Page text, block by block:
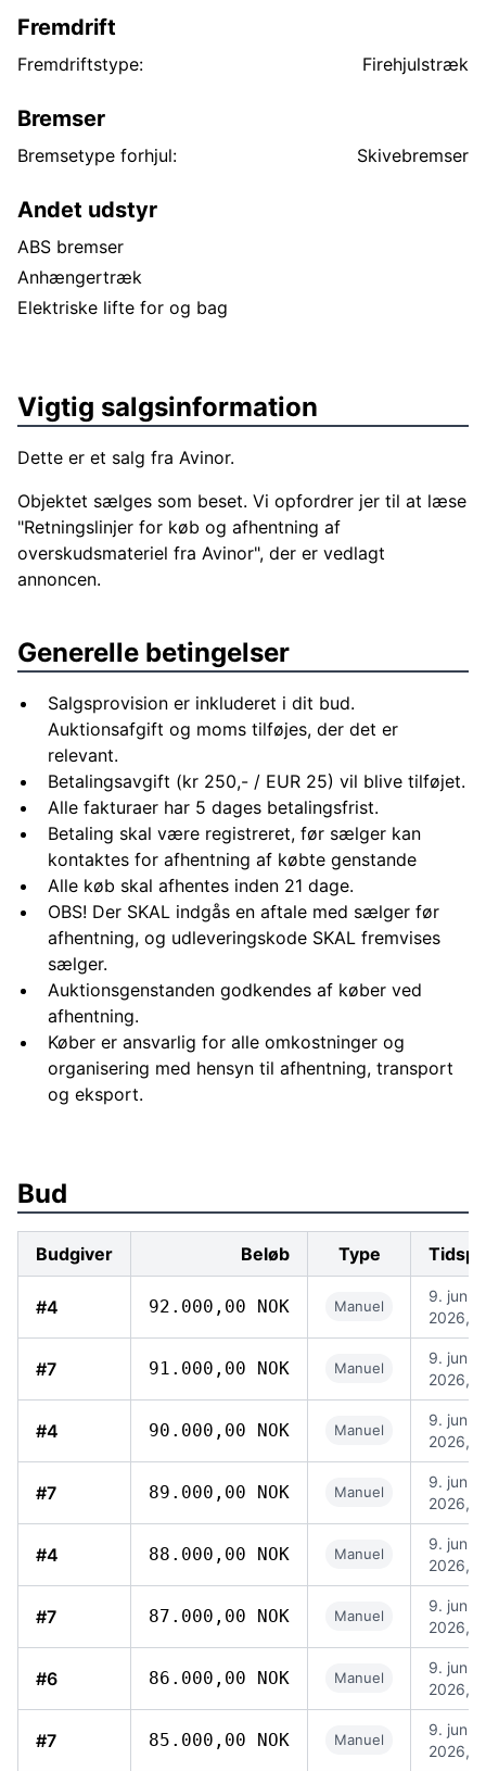
Fremdrift
Fremdriftstype: Firehjulstræk
Bremser
Bremsetype forhjul: Skivebremser
Andet udstyr
ABS bremser
Anhængertræk
Elektriske lifte for og bag
Vigtig salgsinformation
Dette er et salg fra Avinor.
Objektet sælges som beset. Vi opfordrer jer til at læse
"Retningslinjer for køb og afhentning af
overskudsmateriel fra Avinor", der er vedlagt
annoncen.
Generelle betingelser
Salgsprovision er inkluderet i dit bud.
Auktionsafgift og moms tilføjes, der det er
relevant.
Betalingsavgift (kr 250,- / EUR 25) vil blive tilføjet.
Alle fakturaer har 5 dages betalingsfrist.
Betaling skal være registreret, før sælger kan
kontaktes for afhentning af købte genstande
Alle køb skal afhentes inden 21 dage.
OBS! Der SKAL indgås en aftale med sælger før
afhentning, og udleveringskode SKAL fremvises
sælger.
Auktionsgenstanden godkendes af køber ved
afhentning.
Køber er ansvarlig for alle omkostninger og
organisering med hensyn til afhentning, transport
og eksport.
Bud
Budgiver Beløb Type
#4 92.000,00 NOK Manuel
9. jun.
2026,
#7 91.000,00 NOK Manuel
9. jun.
2026,
#4 90.000,00 NOK Manuel
9. jun.
2026,
#7 89.000,00 NOK Manuel
9. jun.
2026,
#4 88.000,00 NOK Manuel
9. jun.
2026,
#7 87.000,00 NOK Manuel
9. jun.
2026,
#6 86.000,00 NOK Manuel
9. jun.
2026,
#7 85.000,00 NOK Manuel
9. jun.
2026,